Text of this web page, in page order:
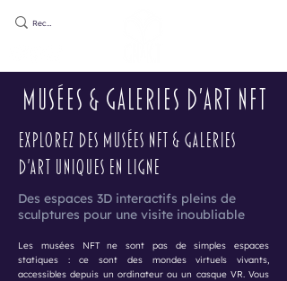
musées & galeries d'art NFT
Explorez des musées NFT & galeries
d'art uniques en ligne
Des espaces 3D interactifs pleins de
sculptures pour une visite inoubliable
Les musées NFT ne sont pas de simples espaces
statiques : ce sont des mondes virtuels vivants,
accessibles depuis un ordinateur ou un casque VR. Vous